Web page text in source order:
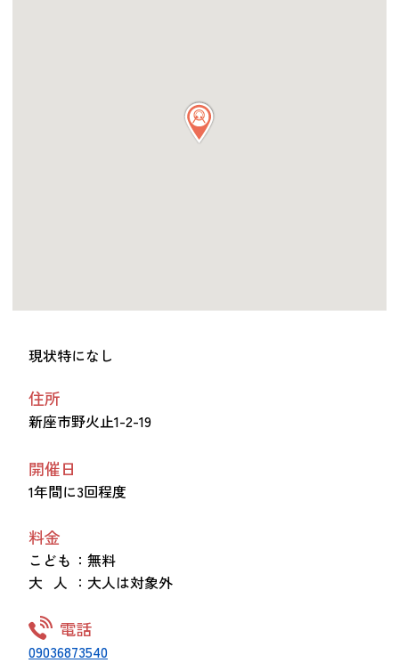
現状特になし
住所
新座市野火止1-2-19
開催日
1年間に3回程度
料金
こども ：無料
大 人 ：大人は対象外
電話
09036873540